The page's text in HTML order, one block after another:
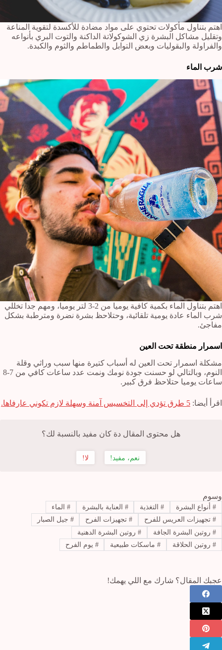
اهتم بتناول مأكولات تحتوي على مواد مضادة للأكسدة لتقوية المناعة
وتقليل مشاكل البشرة زي الشوكولاتة الداكنة والتوت البري بأنواعه
والفراولة والبقوليات وبعض التوابل والطماطم والثوم والكبدة.
شرب الماء
اهتم بتناول الماء بكمية كافية يوميا من 2-3 لتر يوميا، ومهم جدا تخللي
شرب الماء عادة يومية تلقائية، وحتلاحظ بشرة نضرة ومترطبة بشكل
مفاجئ.
اسمرار منطقة تحت العين
مشكلة اسمرار تحت العين له أسباب كتيرة منها سبب وراثي وقلة
النوم، وبالتالي لو حسنت جودة نومك ونمت عدد ساعات كافي من 7-8
ساعات يوميا حتلاحظ فرق كبير.
اقرأ أيضا: 5 طرق تؤدي إلى التخسيس آمنة وسهلة لازم تكوني عارفاها.
هل محتوى المقال دة كان مفيد بالنسبة لك؟
نعم، مفيد! لا!
وسوم
#أنواع البشرة #التغذية # العناية بالبشرة # الماء
#تجهيزات العريس للفرح #تجهيزات الفرح # جيل الصبار
#روتين البشرة الجافة #روتين البشرة الدهنية
#روتين الحلاقة #ماسكات طبيعية # يوم الفرح
عجبك المقال؟ شارك مع اللي يهمك!